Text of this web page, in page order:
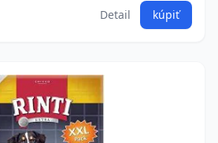
Detail kúpiť